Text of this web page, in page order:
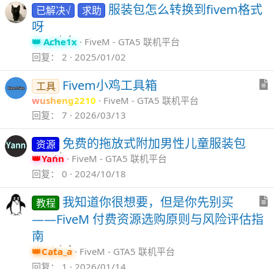
已解决√ 求助 服装包怎么转换到fivem格式
呀
Ache1x
FiveM - GTA5 联机平台
回复
2 2025/01/02
工具 Fivem小鸡工具箱
wusheng2210
FiveM - GTA5 联机平台
回复
7 2026/03/13
资源 免费的拖放式附加男性儿童服装包
Yann
FiveM - GTA5 联机平台
回复
0 2024/10/18
教程 我知道你很想要，但是你先别买
——FiveM 付费资源选购原则与风险评估指
南
Cata_a
FiveM - GTA5 联机平台